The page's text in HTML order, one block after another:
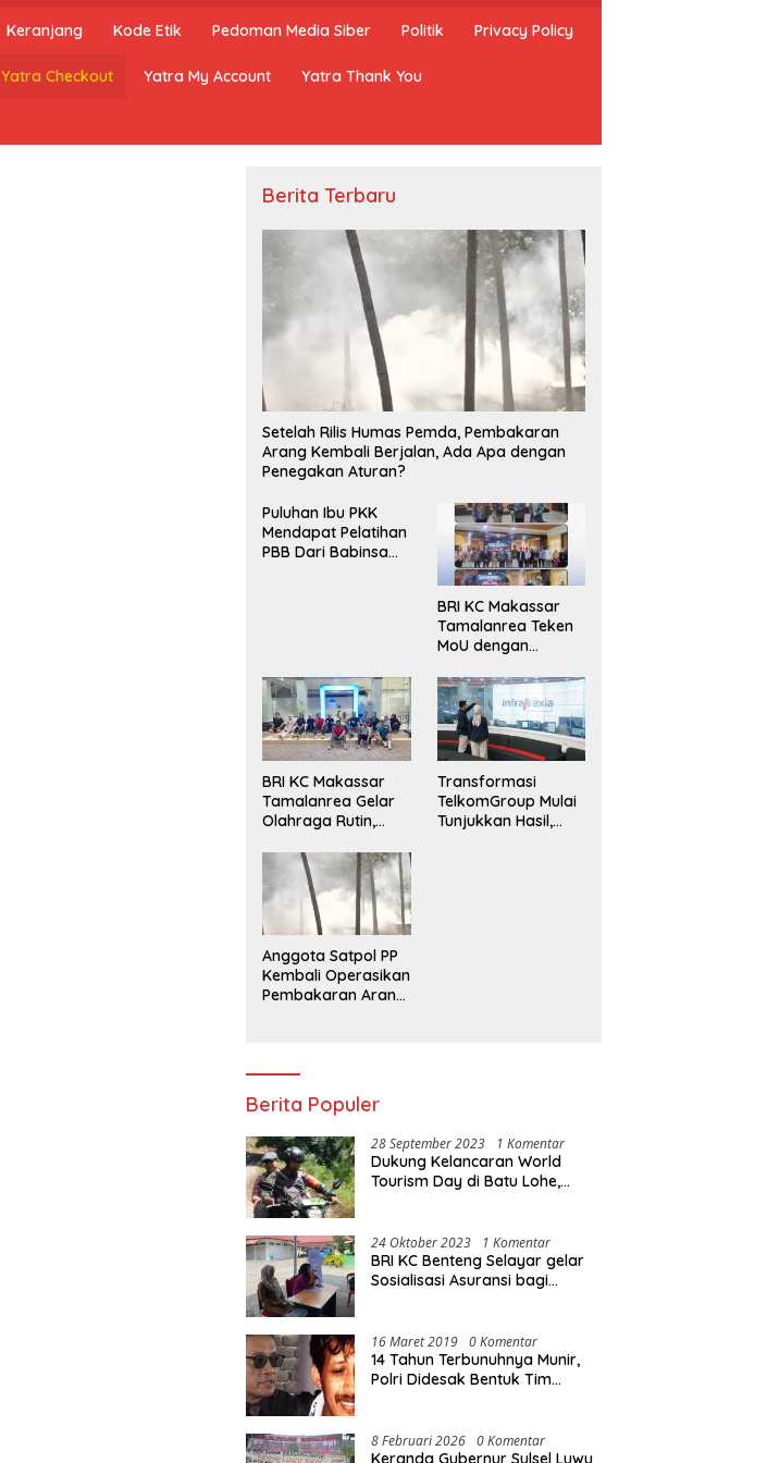
Keranjang Kode Etik Pedoman Media Siber Politik Privacy Policy
Yatra Checkout Yatra My Account Yatra Thank You
Berita Terbaru
Setelah Rilis Humas Pemda, Pembakaran
Arang Kembali Berjalan, Ada Apa dengan
Penegakan Aturan?
Puluhan Ibu PKK
Mendapat Pelatihan
PBB Dari Babinsa
BRI KC Makassar
Tamalanrea Teken
MoU dengan
Ujung Pandang
Perkuat Layanan
Perbankan
BRI KC Makassar
Tamalanrea Gelar
Olahraga Rutin,
Kekompakan dan
Budaya Kerja Sehat
Transformasi
TelkomGroup Mulai
Tunjukkan Hasil,
Anggota Satpol PP
Kembali Operasikan
Pembakaran Arang,
Berita Populer
28 September 2023 1 Komentar
Dukung Kelancaran World
Tourism Day di Batu Lohe,
Motor Dinas
24 Oktober 2023 1 Komentar
BRI KC Benteng Selayar gelar
Sosialisasi Asuransi bagi
16 Maret 2019 0 Komentar
14 Tahun Terbunuhnya Munir,
Polri Didesak Bentuk Tim
8 Februari 2026 0 Komentar
Keranda Gubernur Sulsel Luwu